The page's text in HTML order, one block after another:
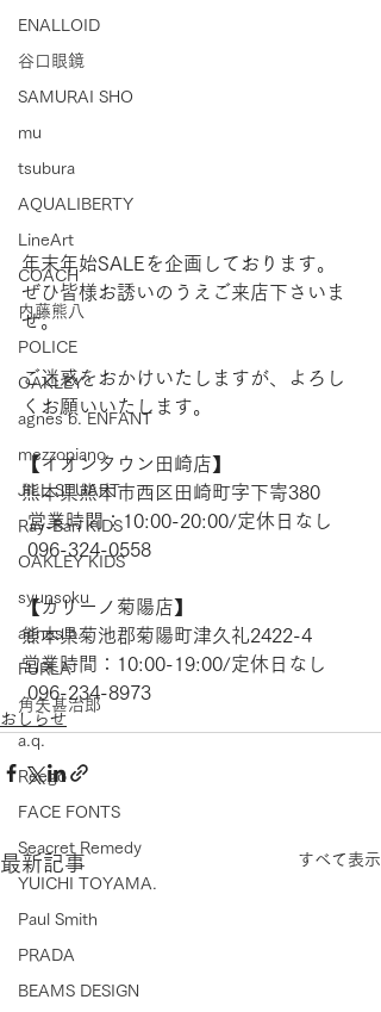
ENALLOID
谷口眼鏡
SAMURAI SHO
mu
tsubura
AQUALIBERTY
LineArt
COACH
内藤熊八
POLICE
OAKLEY
agnes b. ENFANT
mezzopiano
JILL STUART
Ray-Ban KIDS
OAKLEY KIDS
syunsoku
agnes b.
FURLA
角矢甚治郎
a.q.
Reego
FACE FONTS
Seacret Remedy
YUICHI TOYAMA.
Paul Smith
PRADA
BEAMS DESIGN
年末年始SALEを企画しております。
ぜひ皆様お誘いのうえご来店下さいま
せ。
ご迷惑をおかけいたしますが、よろし
くお願いいたします。
【​イオンタウン田崎店】
熊本県熊本市西区田崎町字下寄380
営業時間：10:00-20:00/定休日なし
096-324-0558
【​カリーノ菊陽店】
熊本県菊池郡菊陽町津久礼2422-4
営業時間：10:00-19:00/定休日なし
096-234-8973
おしらせ
最新記事 すべて表示